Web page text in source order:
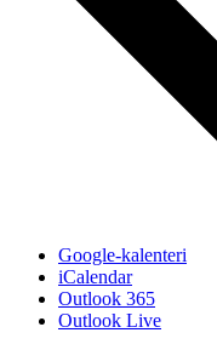
Google-kalenteri
iCalendar
Outlook 365
Outlook Live